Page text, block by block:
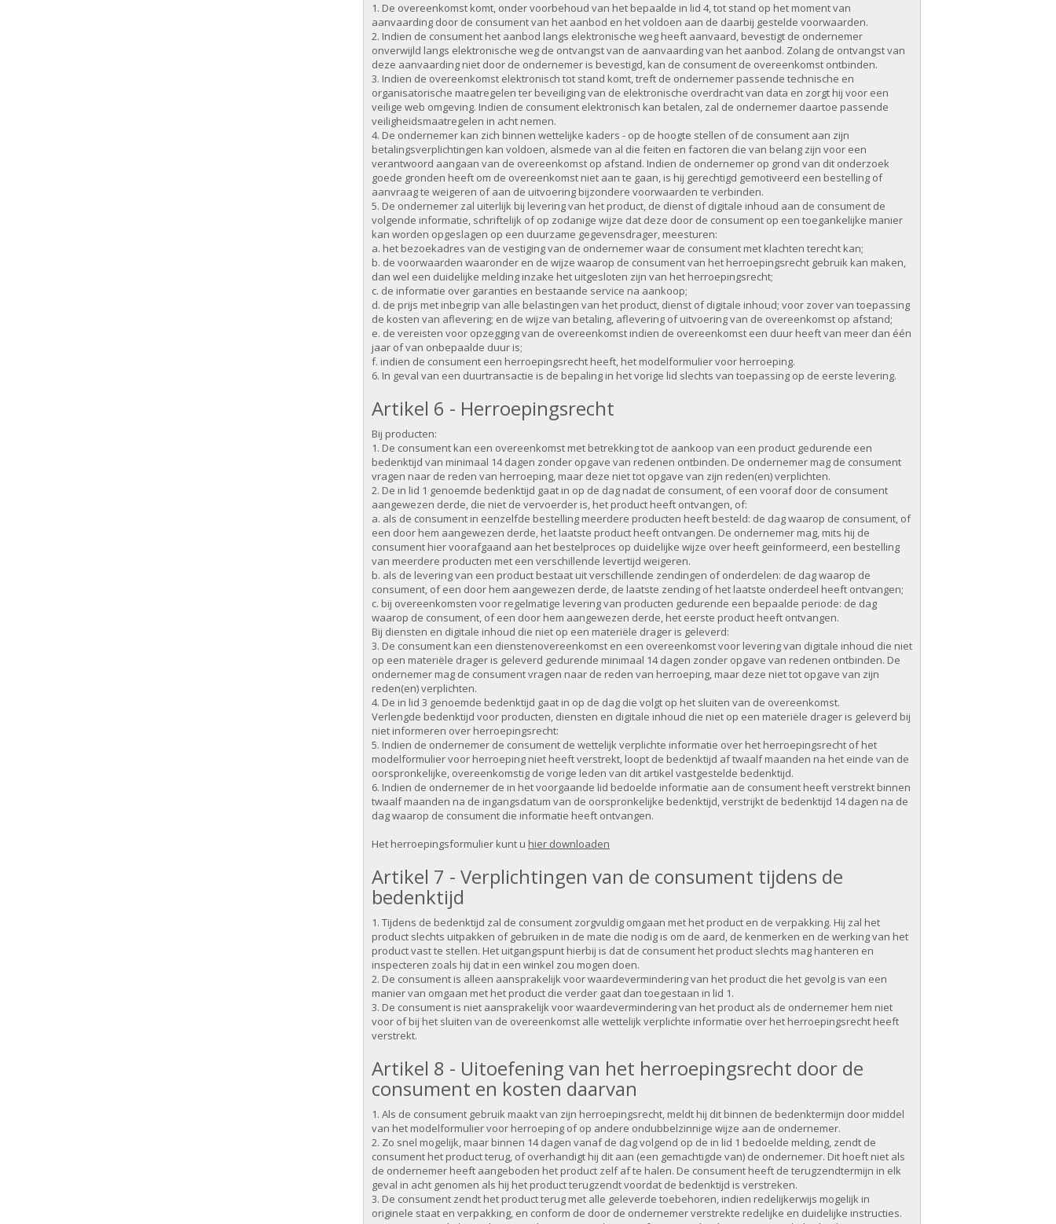
1. De overeenkomst komt, onder voorbehoud van het bepaalde in lid 4, tot stand op het moment van
aanvaarding door de consument van het aanbod en het voldoen aan de daarbij gestelde voorwaarden.
2. Indien de consument het aanbod langs elektronische weg heeft aanvaard, bevestigt de ondernemer
onverwijld langs elektronische weg de ontvangst van de aanvaarding van het aanbod. Zolang de ontvangst van
deze aanvaarding niet door de ondernemer is bevestigd, kan de consument de overeenkomst ontbinden.
3. Indien de overeenkomst elektronisch tot stand komt, treft de ondernemer passende technische en
organisatorische maatregelen ter beveiliging van de elektronische overdracht van data en zorgt hij voor een
veilige web omgeving. Indien de consument elektronisch kan betalen, zal de ondernemer daartoe passende
veiligheidsmaatregelen in acht nemen.
4. De ondernemer kan zich binnen wettelijke kaders - op de hoogte stellen of de consument aan zijn
betalingsverplichtingen kan voldoen, alsmede van al die feiten en factoren die van belang zijn voor een
verantwoord aangaan van de overeenkomst op afstand. Indien de ondernemer op grond van dit onderzoek
goede gronden heeft om de overeenkomst niet aan te gaan, is hij gerechtigd gemotiveerd een bestelling of
aanvraag te weigeren of aan de uitvoering bijzondere voorwaarden te verbinden.
5. De ondernemer zal uiterlijk bij levering van het product, de dienst of digitale inhoud aan de consument de
volgende informatie, schriftelijk of op zodanige wijze dat deze door de consument op een toegankelijke manier
kan worden opgeslagen op een duurzame gegevensdrager, meesturen:
a. het bezoekadres van de vestiging van de ondernemer waar de consument met klachten terecht kan;
b. de voorwaarden waaronder en de wijze waarop de consument van het herroepingsrecht gebruik kan maken,
dan wel een duidelijke melding inzake het uitgesloten zijn van het herroepingsrecht;
c. de informatie over garanties en bestaande service na aankoop;
d. de prijs met inbegrip van alle belastingen van het product, dienst of digitale inhoud; voor zover van toepassing
de kosten van aflevering; en de wijze van betaling, aflevering of uitvoering van de overeenkomst op afstand;
e. de vereisten voor opzegging van de overeenkomst indien de overeenkomst een duur heeft van meer dan één
jaar of van onbepaalde duur is;
f. indien de consument een herroepingsrecht heeft, het modelformulier voor herroeping.
6. In geval van een duurtransactie is de bepaling in het vorige lid slechts van toepassing op de eerste levering.
Artikel 6 - Herroepingsrecht
Bij producten:
1. De consument kan een overeenkomst met betrekking tot de aankoop van een product gedurende een
bedenktijd van minimaal 14 dagen zonder opgave van redenen ontbinden. De ondernemer mag de consument
vragen naar de reden van herroeping, maar deze niet tot opgave van zijn reden(en) verplichten.
2. De in lid 1 genoemde bedenktijd gaat in op de dag nadat de consument, of een vooraf door de consument
aangewezen derde, die niet de vervoerder is, het product heeft ontvangen, of:
a. als de consument in eenzelfde bestelling meerdere producten heeft besteld: de dag waarop de consument, of
een door hem aangewezen derde, het laatste product heeft ontvangen. De ondernemer mag, mits hij de
consument hier voorafgaand aan het bestelproces op duidelijke wijze over heeft geïnformeerd, een bestelling
van meerdere producten met een verschillende levertijd weigeren.
b. als de levering van een product bestaat uit verschillende zendingen of onderdelen: de dag waarop de
consument, of een door hem aangewezen derde, de laatste zending of het laatste onderdeel heeft ontvangen;
c. bij overeenkomsten voor regelmatige levering van producten gedurende een bepaalde periode: de dag
waarop de consument, of een door hem aangewezen derde, het eerste product heeft ontvangen.
Bij diensten en digitale inhoud die niet op een materiële drager is geleverd:
3. De consument kan een dienstenovereenkomst en een overeenkomst voor levering van digitale inhoud die niet
op een materiële drager is geleverd gedurende minimaal 14 dagen zonder opgave van redenen ontbinden. De
ondernemer mag de consument vragen naar de reden van herroeping, maar deze niet tot opgave van zijn
reden(en) verplichten.
4. De in lid 3 genoemde bedenktijd gaat in op de dag die volgt op het sluiten van de overeenkomst.
Verlengde bedenktijd voor producten, diensten en digitale inhoud die niet op een materiële drager is geleverd bij
niet informeren over herroepingsrecht:
5. Indien de ondernemer de consument de wettelijk verplichte informatie over het herroepingsrecht of het
modelformulier voor herroeping niet heeft verstrekt, loopt de bedenktijd af twaalf maanden na het einde van de
oorspronkelijke, overeenkomstig de vorige leden van dit artikel vastgestelde bedenktijd.
6. Indien de ondernemer de in het voorgaande lid bedoelde informatie aan de consument heeft verstrekt binnen
twaalf maanden na de ingangsdatum van de oorspronkelijke bedenktijd, verstrijkt de bedenktijd 14 dagen na de
dag waarop de consument die informatie heeft ontvangen.
Het herroepingsformulier kunt u hier downloaden
Artikel 7 - Verplichtingen van de consument tijdens de
bedenktijd
1. Tijdens de bedenktijd zal de consument zorgvuldig omgaan met het product en de verpakking. Hij zal het
product slechts uitpakken of gebruiken in de mate die nodig is om de aard, de kenmerken en de werking van het
product vast te stellen. Het uitgangspunt hierbij is dat de consument het product slechts mag hanteren en
inspecteren zoals hij dat in een winkel zou mogen doen.
2. De consument is alleen aansprakelijk voor waardevermindering van het product die het gevolg is van een
manier van omgaan met het product die verder gaat dan toegestaan in lid 1.
3. De consument is niet aansprakelijk voor waardevermindering van het product als de ondernemer hem niet
voor of bij het sluiten van de overeenkomst alle wettelijk verplichte informatie over het herroepingsrecht heeft
verstrekt.
Artikel 8 - Uitoefening van het herroepingsrecht door de
consument en kosten daarvan
1. Als de consument gebruik maakt van zijn herroepingsrecht, meldt hij dit binnen de bedenktermijn door middel
van het modelformulier voor herroeping of op andere ondubbelzinnige wijze aan de ondernemer.
2. Zo snel mogelijk, maar binnen 14 dagen vanaf de dag volgend op de in lid 1 bedoelde melding, zendt de
consument het product terug, of overhandigt hij dit aan (een gemachtigde van) de ondernemer. Dit hoeft niet als
de ondernemer heeft aangeboden het product zelf af te halen. De consument heeft de terugzendtermijn in elk
geval in acht genomen als hij het product terugzendt voordat de bedenktijd is verstreken.
3. De consument zendt het product terug met alle geleverde toebehoren, indien redelijkerwijs mogelijk in
originele staat en verpakking, en conform de door de ondernemer verstrekte redelijke en duidelijke instructies.